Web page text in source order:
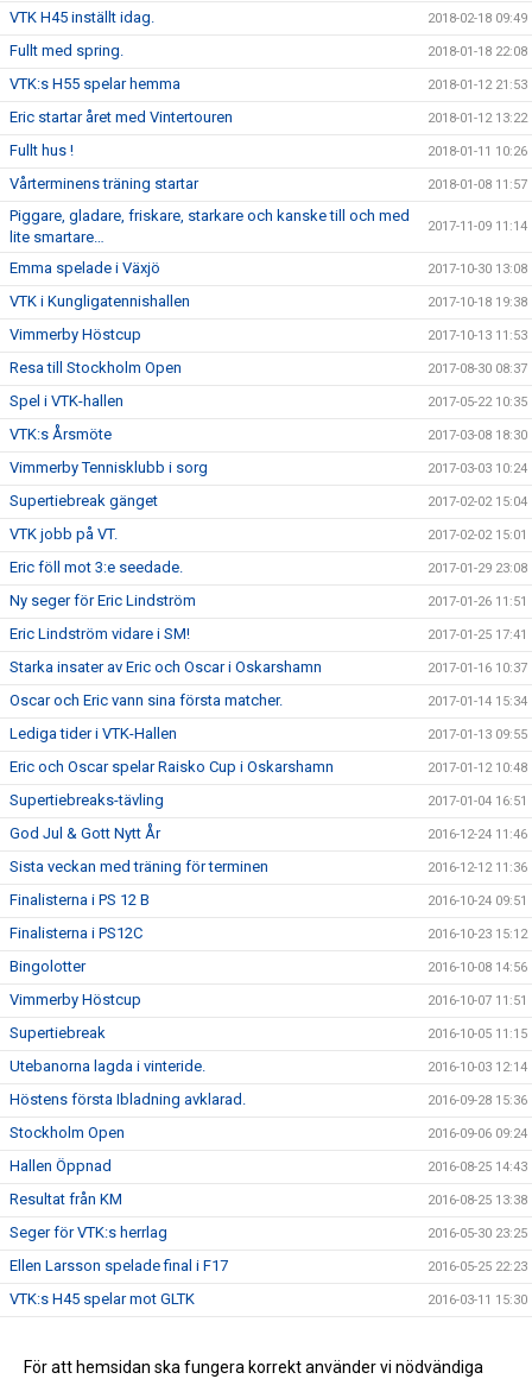
VTK H45 inställt idag. 2018-02-18 09:49
Fullt med spring. 2018-01-18 22:08
VTK:s H55 spelar hemma 2018-01-12 21:53
Eric startar året med Vintertouren 2018-01-12 13:22
Fullt hus ! 2018-01-11 10:26
Vårterminens träning startar 2018-01-08 11:57
Piggare, gladare, friskare, starkare och kanske till och med
lite smartare…
2017-11-09 11:14
Emma spelade i Växjö 2017-10-30 13:08
VTK i Kungligatennishallen 2017-10-18 19:38
Vimmerby Höstcup 2017-10-13 11:53
Resa till Stockholm Open 2017-08-30 08:37
Spel i VTK-hallen 2017-05-22 10:35
VTK:s Årsmöte 2017-03-08 18:30
Vimmerby Tennisklubb i sorg 2017-03-03 10:24
Supertiebreak gänget 2017-02-02 15:04
VTK jobb på VT. 2017-02-02 15:01
Eric föll mot 3:e seedade. 2017-01-29 23:08
Ny seger för Eric Lindström 2017-01-26 11:51
Eric Lindström vidare i SM! 2017-01-25 17:41
Starka insater av Eric och Oscar i Oskarshamn 2017-01-16 10:37
Oscar och Eric vann sina första matcher. 2017-01-14 15:34
Lediga tider i VTK-Hallen 2017-01-13 09:55
Eric och Oscar spelar Raisko Cup i Oskarshamn 2017-01-12 10:48
Supertiebreaks-tävling 2017-01-04 16:51
God Jul & Gott Nytt År 2016-12-24 11:46
Sista veckan med träning för terminen 2016-12-12 11:36
Finalisterna i PS 12 B 2016-10-24 09:51
Finalisterna i PS12C 2016-10-23 15:12
Bingolotter 2016-10-08 14:56
Vimmerby Höstcup 2016-10-07 11:51
Supertiebreak 2016-10-05 11:15
Utebanorna lagda i vinteride. 2016-10-03 12:14
Höstens första Ibladning avklarad. 2016-09-28 15:36
Stockholm Open 2016-09-06 09:24
Hallen Öppnad 2016-08-25 14:43
Resultat från KM 2016-08-25 13:38
Seger för VTK:s herrlag 2016-05-30 23:25
Ellen Larsson spelade final i F17 2016-05-25 22:23
VTK:s H45 spelar mot GLTK 2016-03-11 15:30
Julavslutningar 2015-12-16 09:48
För att hemsidan ska fungera korrekt använder vi nödvändiga